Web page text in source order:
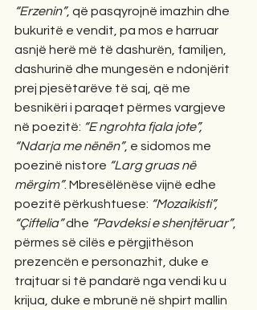
“Erzenin”, që pasqyrojnë imazhin dhe
bukuritë e vendit, pa mos e harruar
asnjë herë më të dashurën, familjen,
dashurinë dhe mungesën e ndonjërit
prej pjesëtarëve të saj, që me
besnikëri i paraqet përmes vargjeve
në poezitë: “E ngrohta fjala jote”,
“Ndarja me nënën”, e sidomos me
poezinë nistore “Larg gruas në
mërgim”. Mbresëlënëse vijnë edhe
poezitë përkushtuese: “Mozaikisti”,
“Çiftelia” dhe “Pavdeksi e shenjtëruar”,
përmes së cilës e përgjithëson
prezencën e personazhit, duke e
trajtuar si të pandarë nga vendi ku u
krijua, duke e mbrunë në shpirt mallin